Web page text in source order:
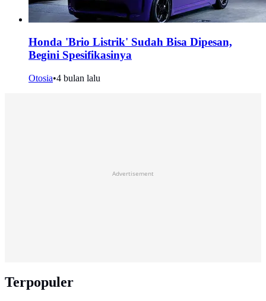
Honda 'Brio Listrik' Sudah Bisa Dipesan,
Begini Spesifikasinya
Otosia•4 bulan lalu
Advertisement
Terpopuler